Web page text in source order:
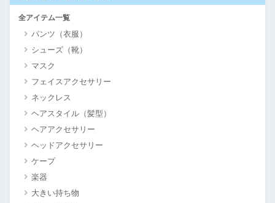
全アイテム一覧
パンツ（衣服）
シューズ（靴）
マスク
フェイスアクセサリー
ネックレス
ヘアスタイル（髪型）
ヘアアクセサリー
ヘッドアクセサリー
ケープ
楽器
大きい持ち物